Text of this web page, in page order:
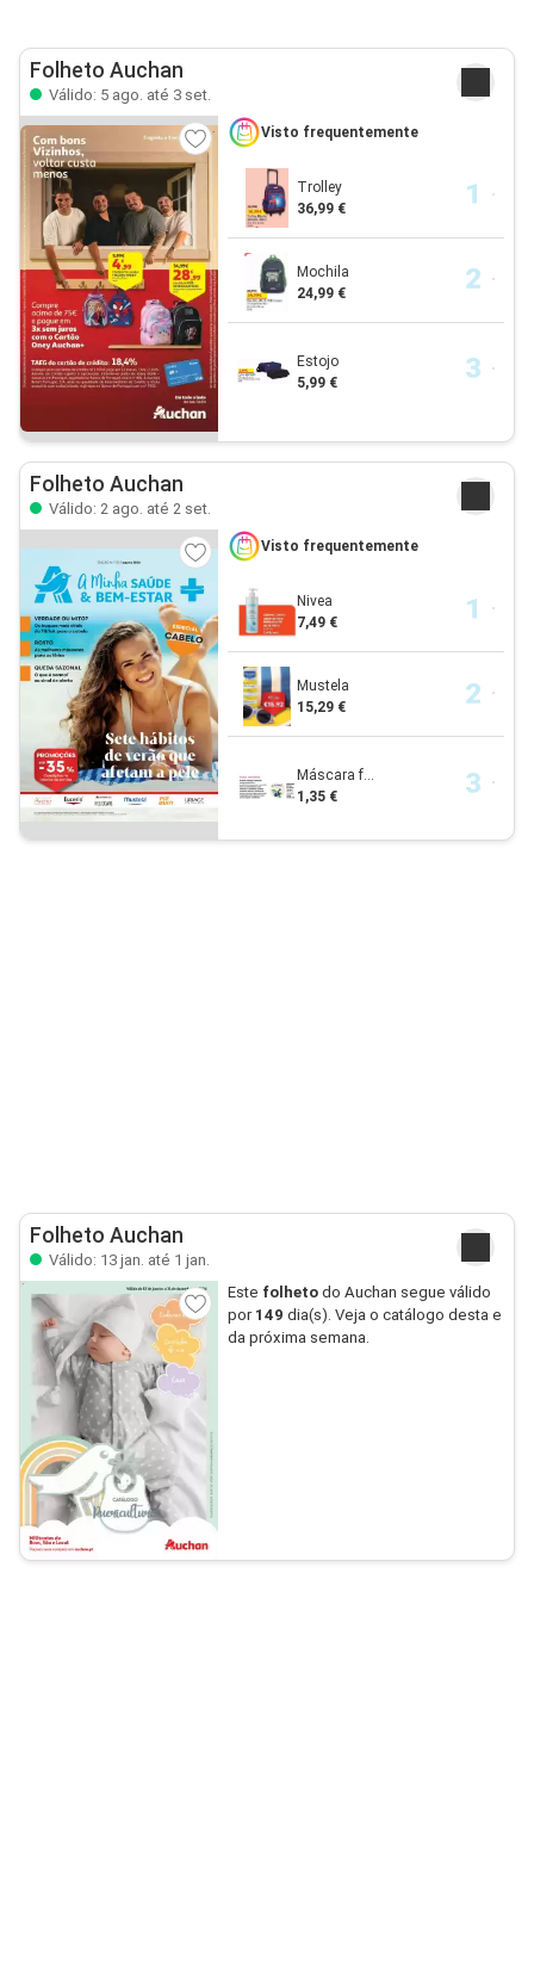
Folheto Auchan
Válido: 5 ago. até 3 set.
Visto frequentemente
Trolley
36,99 €
Mochila
24,99 €
Estojo
5,99 €
Folheto Auchan
Válido: 2 ago. até 2 set.
Visto frequentemente
Nivea
7,49 €
Mustela
15,29 €
Máscara f...
1,35 €
Folheto Auchan
Válido: 13 jan. até 1 jan.
Este folhetodo Auchan segue válido
por 149 dia(s). Veja o catálogo desta e
da próxima semana.